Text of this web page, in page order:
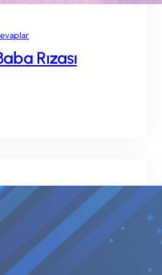
Rızası